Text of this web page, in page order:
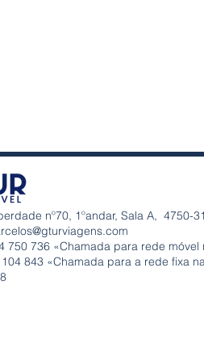
nº70, 1ºandar, Sala A, 4750-
750 736 «Chamada para rede móvel
843 «Chamada para a rede fixa